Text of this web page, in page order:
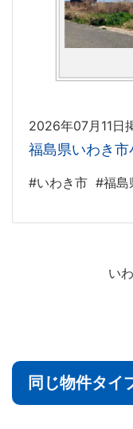
2026年07月11日
福島県いわき
#いわき市 #福島
い
同じ物件タイ